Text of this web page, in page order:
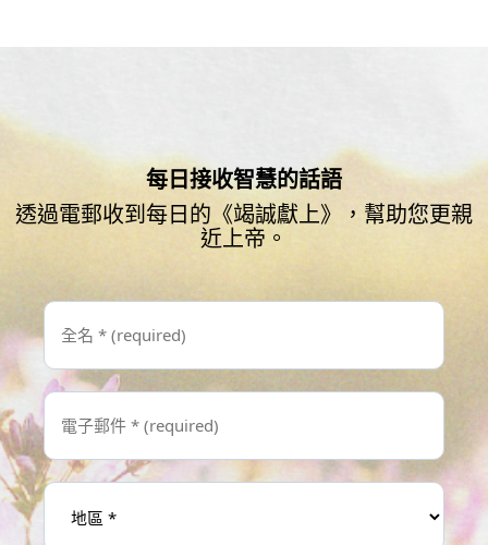
每日接收智慧的話語
透過電郵收到每日的《竭誠獻上》，幫助您更親
近上帝。